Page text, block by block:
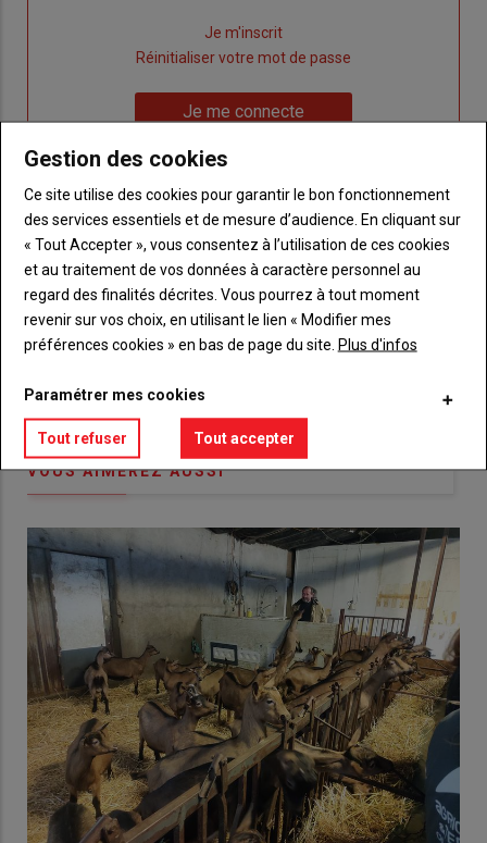
Je m'inscrit
de
Réinitialiser votre mot de passe
me
Je me connecte
Sous-
titre
Vous n'êtes pas abonné(e)
TITRE CRÉEZ UN COMPTE
BodyChoisissez votre formule et créez votre
compte pour accéder à tout {nom-site}.
Créez un compte
VOUS AIMEREZ AUSSI
Gestion des cookies
Ce site utilise des cookies pour garantir le bon fonctionnement
des services essentiels et de mesure d’audience. En cliquant sur
« Tout Accepter », vous consentez à l’utilisation de ces cookies
et au traitement de vos données à caractère personnel au
regard des finalités décrites. Vous pourrez à tout moment
revenir sur vos choix, en utilisant le lien « Modifier mes
préférences cookies » en bas de page du site. Plus d'infos
Paramétrer mes cookies
Tout refuser Tout accepter